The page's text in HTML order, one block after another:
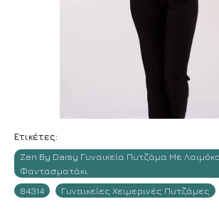
Ετικέτες:
Zen By Daisy Γυναικεία Πυτζάμα Με
Φαντασματάκι
84314
Γυναικείες Χειμερινές Πυτζάμες